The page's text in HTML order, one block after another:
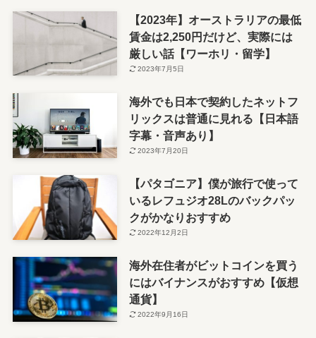
【2023年】オーストラリアの最低
賃金は2,250円だけど、実際には
厳しい話【ワーホリ・留学】
2023年7月5日
海外でも日本で契約したネットフ
リックスは普通に見れる【日本語
字幕・音声あり】
2023年7月20日
【パタゴニア】僕が旅行で使って
いるレフュジオ28Lのバックパッ
クがかなりおすすめ
2022年12月2日
海外在住者がビットコインを買う
にはバイナンスがおすすめ【仮想
通貨】
2022年9月16日